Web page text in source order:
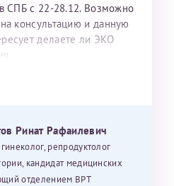
СПБ с 22-28.12. Возможно
консультацию и данную
делаете ли ЭКО
Ринат Рафаилевич
репродуктолог
кандидат медицинских
отделением ВРТ